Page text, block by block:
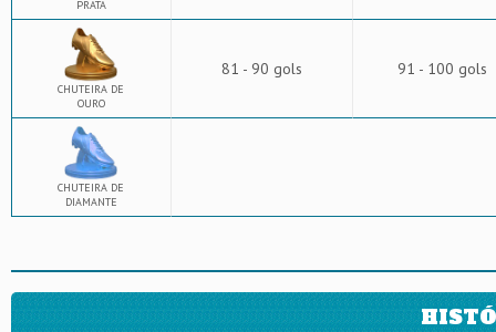
PRATA
CHUTEIRA DE
OURO
81 - 90 gols 91 - 100 gols
CHUTEIRA DE
DIAMANTE